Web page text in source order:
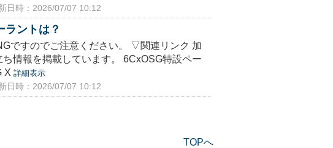
日時：2026/07/07 10:12
ラントは？
ですのでご注意ください。 ▽関連リンク 加
情報を掲載しています。 6CxOSG特設ペー
X 詳細表示
日時：2026/07/07 10:12
TOPへ